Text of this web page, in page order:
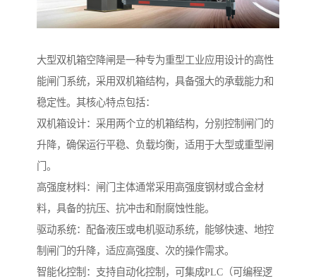
大型双机箱空降闸是一种专为重型工业应用设计的高性
能闸门系统，采用双机箱结构，具备强大的承载能力和
稳定性。其核心特点包括：
双机箱设计：采用两个立的机箱结构，分别控制闸门的
升降，确保运行平稳、负载均衡，适用于大型或重型闸
门。
高强度材料：闸门主体通常采用高强度钢材或合金材
料，具备的抗压、抗冲击和耐腐蚀性能。
驱动系统：配备液压或电机驱动系统，能够快速、地控
制闸门的升降，适应高强度、次的操作需求。
智能化控制：支持自动化控制，可集成PLC（可编程逻